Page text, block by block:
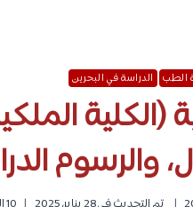
الطب الدراسة في البحرين
والرسوم